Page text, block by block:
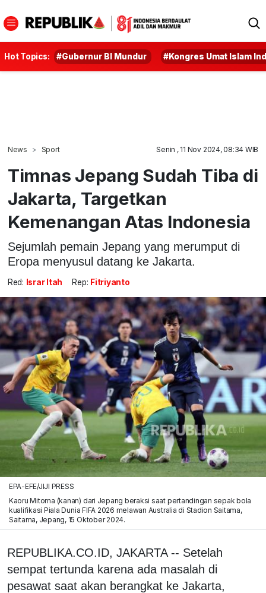
Hot Topics: #Gubernur BI Mundur #Kongres Umat Islam
News Sport Senin , 11 Nov 2024, 08:34 WIB
Timnas Jepang Sudah Tiba di
Jakarta, Targetkan
Kemenangan Atas Indonesia
Sejumlah pemain Jepang yang merumput di
Eropa menyusul datang ke Jakarta.
Red: Israr Itah Rep: Fitriyanto
EPA-EFE/JIJI PRESS
Kaoru Mitoma (kanan) dari Jepang beraksi saat pertandingan sepak bola
kualifikasi Piala Dunia FIFA 2026 melawan Australia di Stadion Saitama,
Saitama, Jepang, 15 Oktober 2024.
REPUBLIKA.CO.ID, JAKARTA -- Setelah
sempat tertunda karena ada masalah di
pesawat saat akan berangkat ke Jakarta,